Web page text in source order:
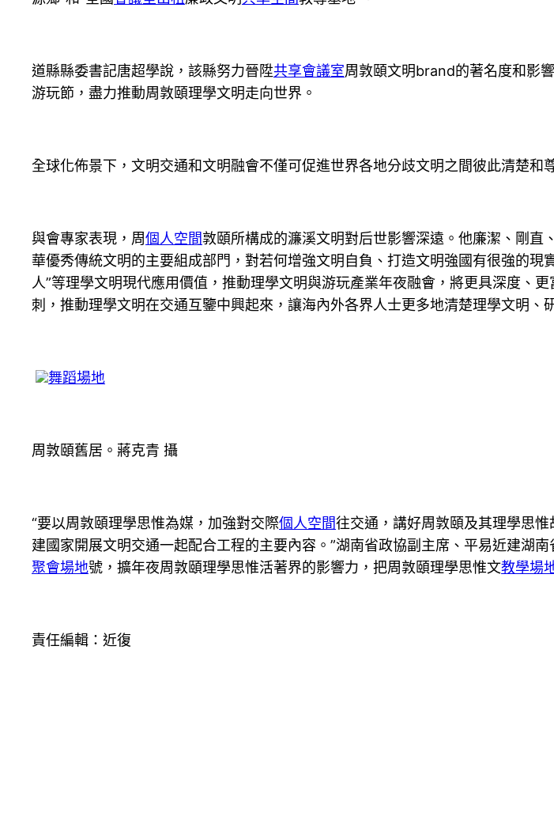
道縣縣委書記唐超學說，該縣努力晉陞共享會議室周敦頤文明brand的著名度和影
游玩節，盡力推動周敦頤理學文明走向世界。
全球化佈景下，文明交通和文明融會不僅可促進世界各地分歧文明之間彼此清楚和
與會專家表現，周個人空間敦頤所構成的濂溪文明對后世影響深遠。他廉潔、剛
華優秀傳統文明的主要組成部門，對若何增強文明自負、打造文明強國有很強的現
人”等理學文明現代應用價值，推動理學文明與游玩產業年夜融會，將更具深度、更
刺，推動理學文明在交通互鑒中興起來，讓海內外各界人士更多地清楚理學文明、
舞蹈場地
周敦頤舊居。蔣克青 攝
“要以周敦頤理學思惟為媒，加強對交際個人空間往交通，講好周敦頤及其理學思
建國家開展文明交通一起配合工程的主要內容。”湖南省政協副主席、平易近建湖
聚會場地號，擴年夜周敦頤理學思惟活著界的影響力，把周敦頤理學思惟文教學場
責任編輯：近復